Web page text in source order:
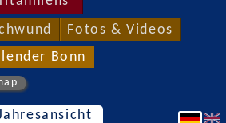
Fotos & Videos
Bonn